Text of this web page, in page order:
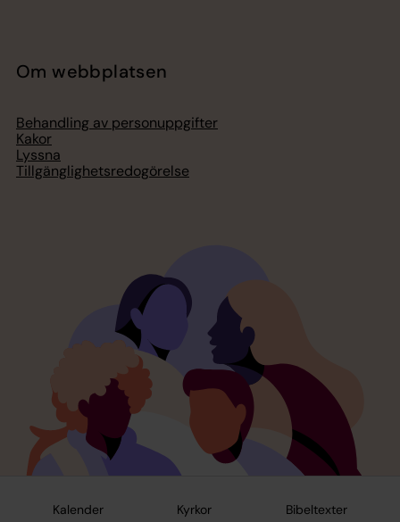
Kalender Kyrkor Bibeltexter
Om webbplatsen
Behandling av personuppgifter
Kakor
Lyssna
Tillgänglighetsredogörelse